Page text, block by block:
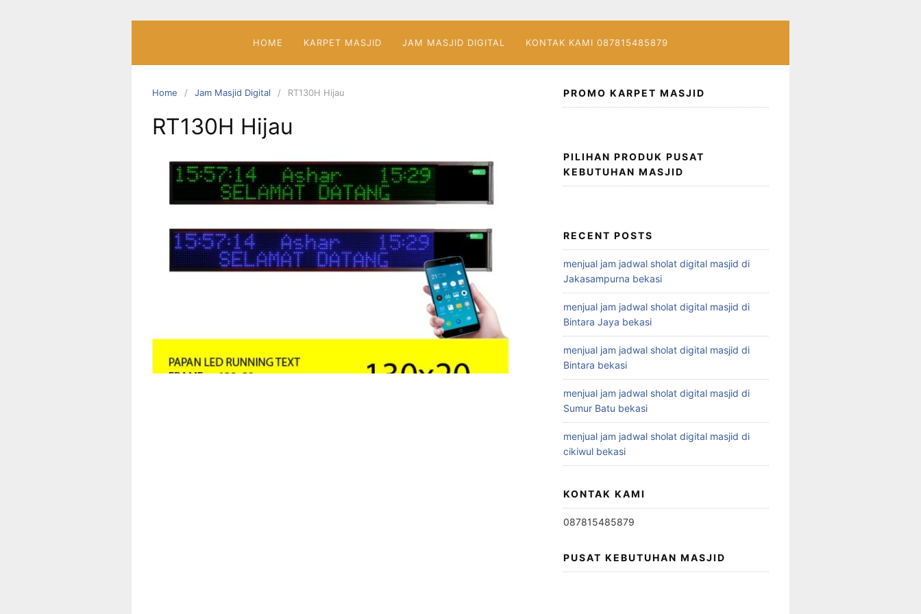
HOME KARPET MASJID JAM MASJID DIGITAL KONTAK KAMI 087815485879
Home Jam Masjid Digital RT130H Hijau
RT130H Hijau
PROMO KARPET MASJID
PILIHAN PRODUK PUSAT
KEBUTUHAN MASJID
RECENT POSTS
menjual jam jadwal sholat digital masjid di
Jakasampurna bekasi
menjual jam jadwal sholat digital masjid di
Bintara Jaya bekasi
menjual jam jadwal sholat digital masjid di
Bintara bekasi
menjual jam jadwal sholat digital masjid di
Sumur Batu bekasi
menjual jam jadwal sholat digital masjid di
cikiwul bekasi
KONTAK KAMI
087815485879
PUSAT KEBUTUHAN MASJID